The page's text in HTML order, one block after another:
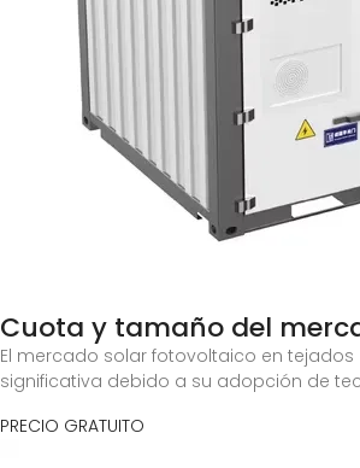
Cuota y tamaño del
El mercado solar fotovoltaico en
significativa debido a su adopción de
PRECIO GRATUITO